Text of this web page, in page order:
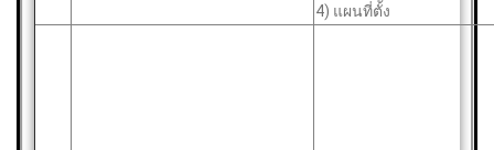
4) แผนที่ตั้ง